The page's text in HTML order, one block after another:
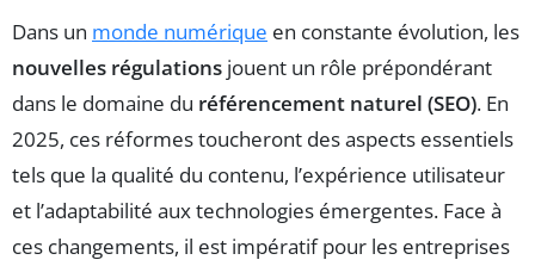
Dans un monde numérique en constante évolution, les
nouvelles régulations jouent un rôle prépondérant
dans le domaine du référencement naturel (SEO). En
2025, ces réformes toucheront des aspects essentiels
tels que la qualité du contenu, l’expérience utilisateur
et l’adaptabilité aux technologies émergentes. Face à
ces changements, il est impératif pour les entreprises